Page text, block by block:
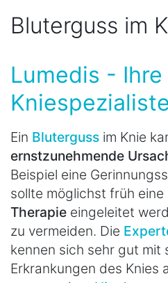
Bluterguss im
Lumedis - Ihre
Ein Bluterguss im Knie
ernstzunehmende
Beispiel eine
sollte möglichst früh eine
Therapie eingeleitet
zu vermeiden. Die
kennen sich sehr gut mit
Erkrankungen des Knies